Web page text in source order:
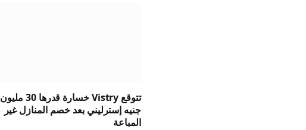
تتوقع Vistry خسارة قدرها 30 مليون
جنيه إسترليني بعد خصم المنازل غير
المباعة